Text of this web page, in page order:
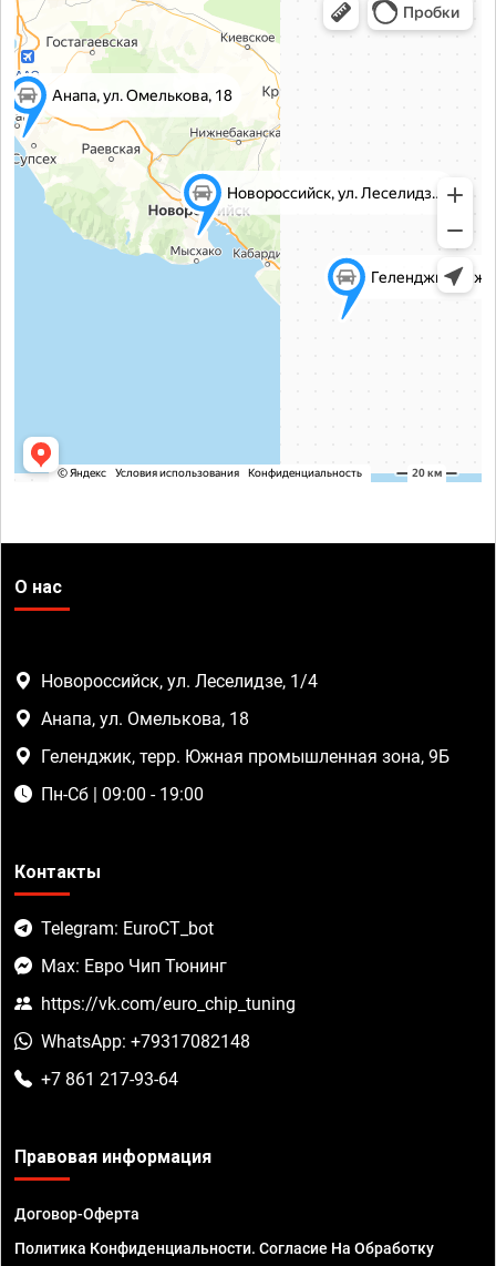
О нас
Новороссийск, ул. Леселидзе, 1/4
Анапа, ул. Омелькова, 18
Геленджик, терр. Южная промышленная зона, 9Б
Пн-Сб | 09:00 - 19:00
Контакты
Telegram: EuroCT_bot
Max: Евро Чип Тюнинг
https://vk.com/euro_chip_tuning
WhatsApp: +79317082148
+7 861 217-93-64
Правовая информация
Договор-Оферта
Политика Конфиденциальности. Согласие На Обработку